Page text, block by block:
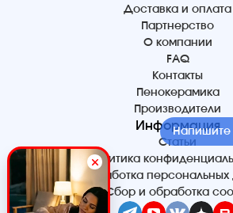
Доставка и оплата
Партнерство
О компании
FAQ
Контакты
Пенокерамика
Производители
Информация
Статьи
Политика
Обработка персональных
Сбор и обработка
Напишите